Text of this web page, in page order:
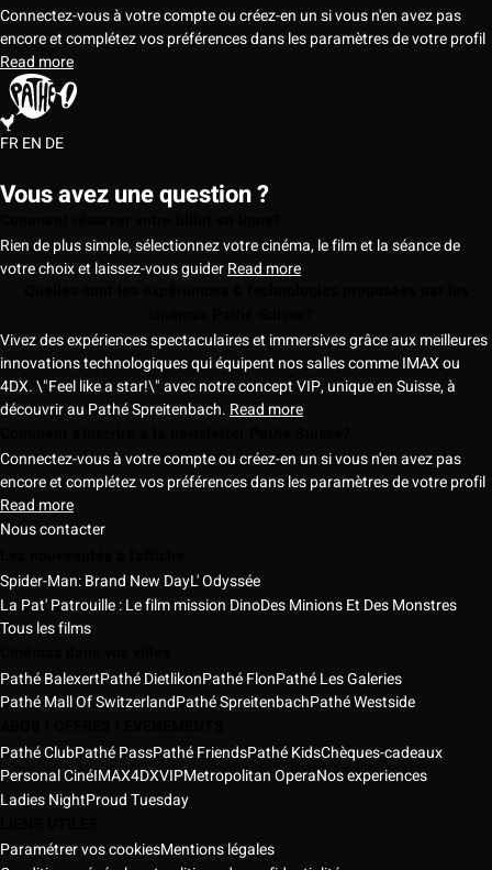
Connectez-vous à votre compte ou créez-en un si vous n'en avez pas
encore et complétez vos préférences dans les paramètres de votre profil
Read more
FREN DE
Vous avez une question ?
Rien de plus simple, sélectionnez votre cinéma, le film et la séance de
votre choix et laissez-vous guiderRead more
Vivez des expériences spectaculaires et immersives grâce aux meilleures
innovations technologiques qui équipent nos salles comme IMAX ou
4DX. \"Feel like a star!\" avec notre concept VIP, unique en Suisse, à
découvrir au Pathé Spreitenbach. Read more
Connectez-vous à votre compte ou créez-en un si vous n'en avez pas
encore et complétez vos préférences dans les paramètres de votre profil
Read more
Nous contacter
Spider-Man: Brand New DayL' Odyssée
La Pat' Patrouille : Le film mission DinoDes Minions Et Des Monstres
Tous les films
Pathé BalexertPathé DietlikonPathé FlonPathé Les Galeries
Pathé Mall Of SwitzerlandPathé SpreitenbachPathé Westside
Pathé ClubPathé PassPathé FriendsPathé KidsChèques-cadeaux
Personal CinéIMAX4DXVIPMetropolitan OperaNos experiences
Ladies NightProud Tuesday
Paramétrer vos cookiesMentions légales